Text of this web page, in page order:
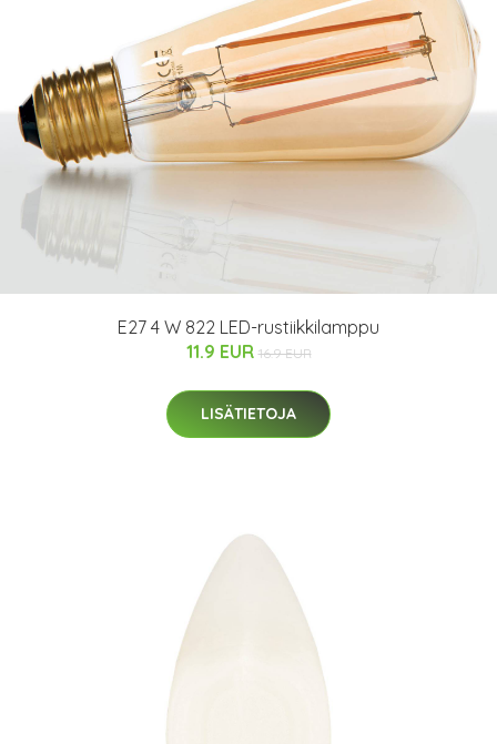
E27 4 W 822 LED-rustiikkilamppu
11.9 EUR 16.9 EUR
LISÄTIETOJA